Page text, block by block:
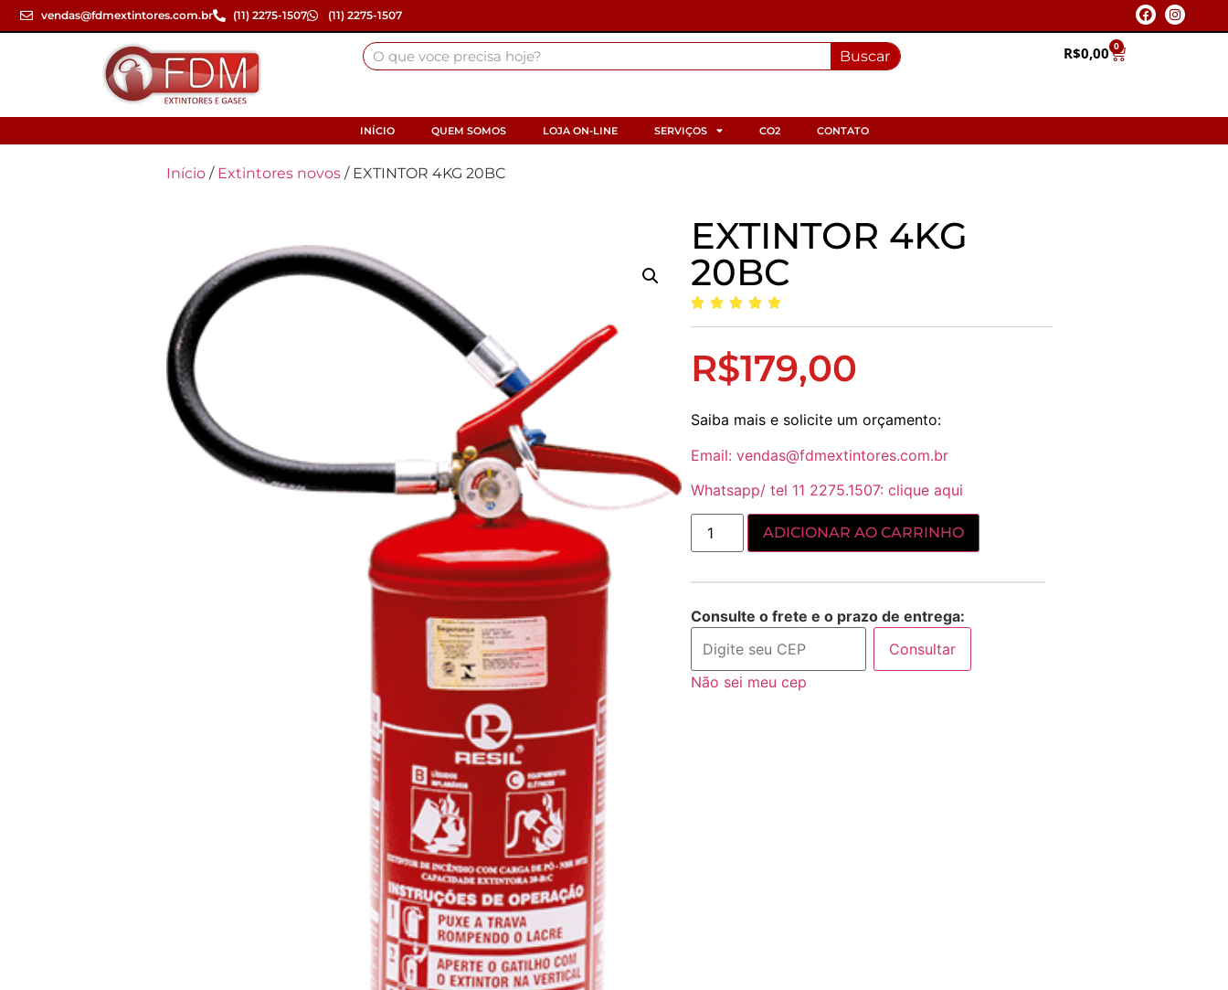
vendas@fdmextintores.com.br (11) 2275-1507 (11) 2275-1507
Buscar R$0,00 0
INÍCIO QUEM SOMOS LOJA ON-LINE SERVIÇOS CO2 CONTATO
Início / Extintores novos / EXTINTOR 4KG 20BC
EXTINTOR 4KG
20BC
R$179,00
Saiba mais e solicite um orçamento:
Email: vendas@fdmextintores.com.br
Whatsapp/ tel 11 2275.1507: clique aqui
ADICIONAR AO CARRINHO
Consulte o frete e o prazo de entrega:
Consultar
Não sei meu cep